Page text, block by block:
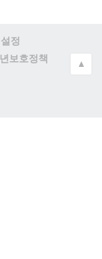
설정
보호정책
▲